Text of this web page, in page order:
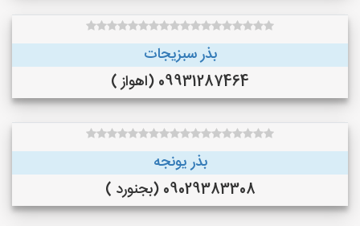
بذر سبزیجات
09931287464 (اهواز )
بذر یونجه
09029383308 (بجنورد )